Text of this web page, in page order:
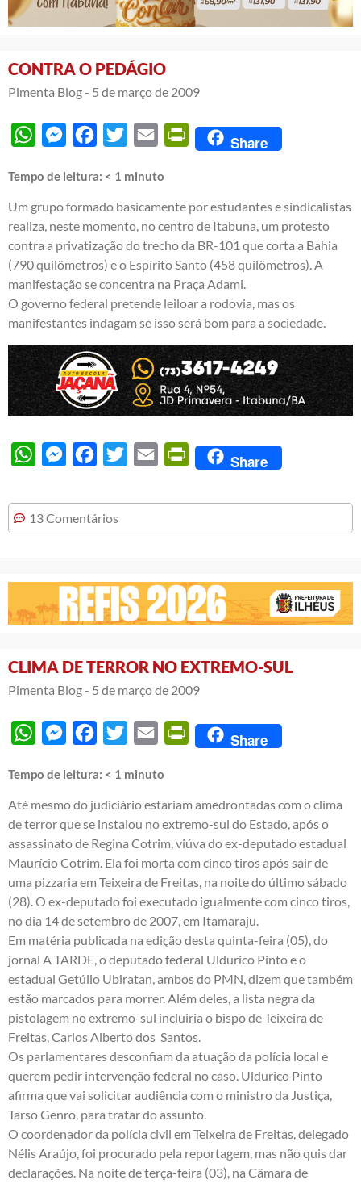
CONTRA O PEDÁGIO
Pimenta Blog - 5 de março de 2009
WhatsAppMessengerFacebook
Twitter Email PrintFriendly
Share
Tempo de leitura: < 1 minuto
Um grupo formado basicamente por estudantes e sindicalistas
realiza, neste momento, no centro de Itabuna, um protesto
contra a privatização do trecho da BR-101 que corta a Bahia
(790 quilômetros) e o Espírito Santo (458 quilômetros). A
manifestação se concentra na Praça Adami.
O governo federal pretende leiloar a rodovia, mas os
manifestantes indagam se isso será bom para a sociedade.
WhatsAppMessengerFacebook
Twitter Email PrintFriendly
Share
13 Comentários
CLIMA DE TERROR NO EXTREMO-SUL
Pimenta Blog - 5 de março de 2009
WhatsAppMessengerFacebook
Twitter Email PrintFriendly
Share
Tempo de leitura: < 1 minuto
Até mesmo do judiciário estariam amedrontadas com o clima
de terror que se instalou no extremo-sul do Estado, após o
assassinato de Regina Cotrim, viúva do ex-deputado estadual
Maurício Cotrim. Ela foi morta com cinco tiros após sair de
uma pizzaria em Teixeira de Freitas, na noite do último sábado
(28). O ex-deputado foi executado igualmente com cinco tiros,
no dia 14 de setembro de 2007, em Itamaraju.
Em matéria publicada na edição desta quinta-feira (05), do
jornal A TARDE, o deputado federal Uldurico Pinto e o
estadual Getúlio Ubiratan, ambos do PMN, dizem que também
estão marcados para morrer. Além deles, a lista negra da
pistolagem no extremo-sul incluiria o bispo de Teixeira de
Freitas, Carlos Alberto dos Santos.
Os parlamentares desconfiam da atuação da polícia local e
querem pedir intervenção federal no caso. Uldurico Pinto
afirma que vai solicitar audiência com o ministro da Justiça,
Tarso Genro, para tratar do assunto.
O coordenador da polícia civil em Teixeira de Freitas, delegado
Nélis Araújo, foi procurado pela reportagem, mas não quis dar
declarações. Na noite de terça-feira (03), na Câmara de